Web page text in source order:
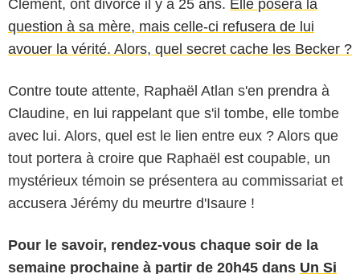
Clément, ont divorcé il y a 25 ans. Elle posera la
question à sa mère, mais celle-ci refusera de lui
avouer la vérité. Alors, quel secret cache les Becker ?
Contre toute attente, Raphaël Atlan s'en prendra à
Claudine, en lui rappelant que s'il tombe, elle tombe
avec lui. Alors, quel est le lien entre eux ? Alors que
tout portera à croire que Raphaël est coupable, un
mystérieux témoin se présentera au commissariat et
accusera Jérémy du meurtre d'Isaure !
Pour le savoir, rendez-vous chaque soir de la
semaine prochaine à partir de 20h45 dans Un Si